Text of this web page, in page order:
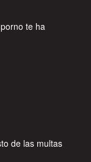
te ha
de las multas